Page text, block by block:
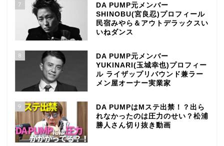
7
DA PUMP元メンバー
SHINOBU(宮良忍)プロフィール
民宿みやら＆アウトデラックスい
いねダンス
8
DA PUMP元メンバー
YUKINARI(玉城幸也)プロフィー
ル ライザップリバウンド兼ラー
メン屋オーナー実業家
9
DA PUMPはMステ出禁！？出ら
れなかったのは圧力のせい？松浦
勝人さん切り抜き動画